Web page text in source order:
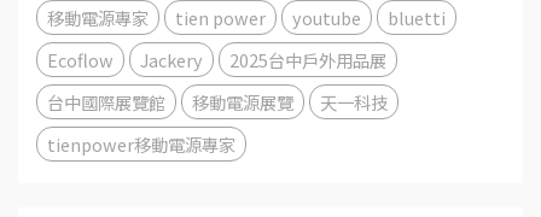
移動電源專家
tien power youtube
bluetti
Ecoflow
Jackery
2025台中戶外用品展
台中國際展覽館
移動電源展覽
天一科技
tienpower移動電源專家